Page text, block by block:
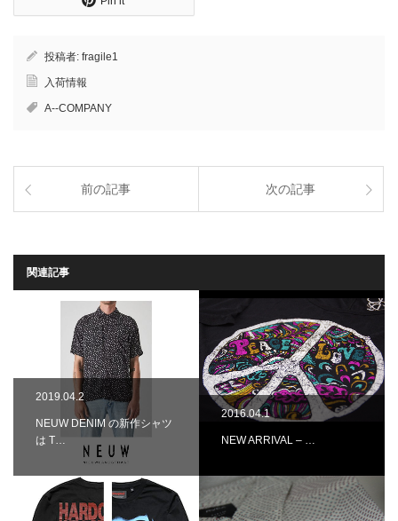
投稿者: fragile1
入荷情報
A--COMPANY
前の記事 次の記事
関連記事
2019.04.2
NEUW DENIM の新作シャツ
は T…
2016.04.1
NEW ARRIVAL – …